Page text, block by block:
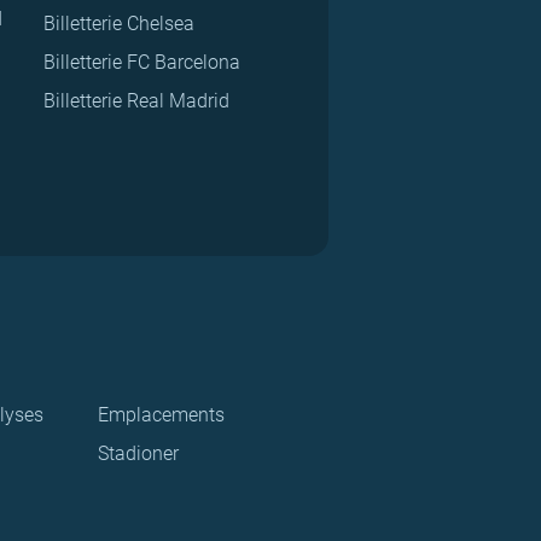
Billetterie Chelsea
Billetterie FC Barcelona
Billetterie Real Madrid
Emplacements
Stadioner